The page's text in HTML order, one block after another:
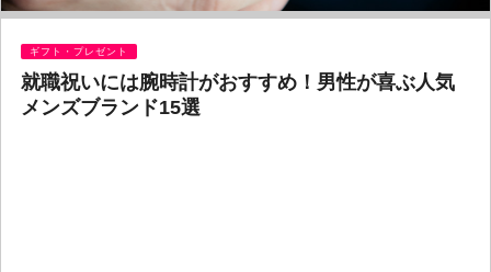
ギフト・プレゼント
就職祝いには腕時計がおすすめ！男性が喜ぶ人気
メンズブランド15選